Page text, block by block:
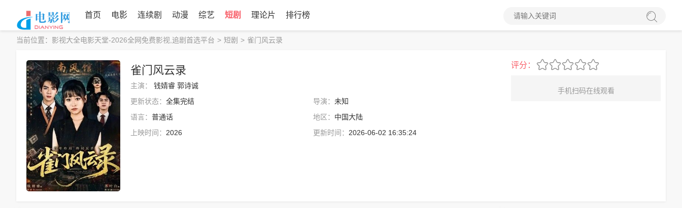
首页 电影 连续剧 动漫 综艺 短剧 理论片 排行榜
当前位置： 影视大全电影天堂-2026全网免费影视,追剧首选平台 > 短剧 > 雀门风云录
雀门风云录
主演： 钱婧睿 郭诗诚
更新状态： 全集完结 导演： 未知
语言： 普通话 地区： 中国大陆
上映时间： 2026 更新时间： 2026-06-02 16:35:24
评分：
手机扫码在线观看